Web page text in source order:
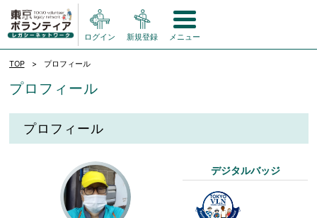
ログイン 新規登録 メニュー
TOP プロフィール
プロフィール
プロフィール
デジタルバッジ